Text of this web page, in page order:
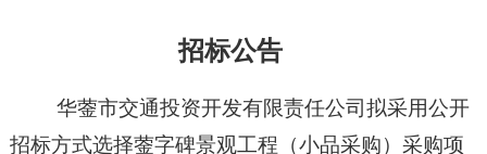
招标公告
华蓥市交通投资开发有限责任公司拟采用公开
招标方式选择蓥字碑景观工程（小品采购）采购项